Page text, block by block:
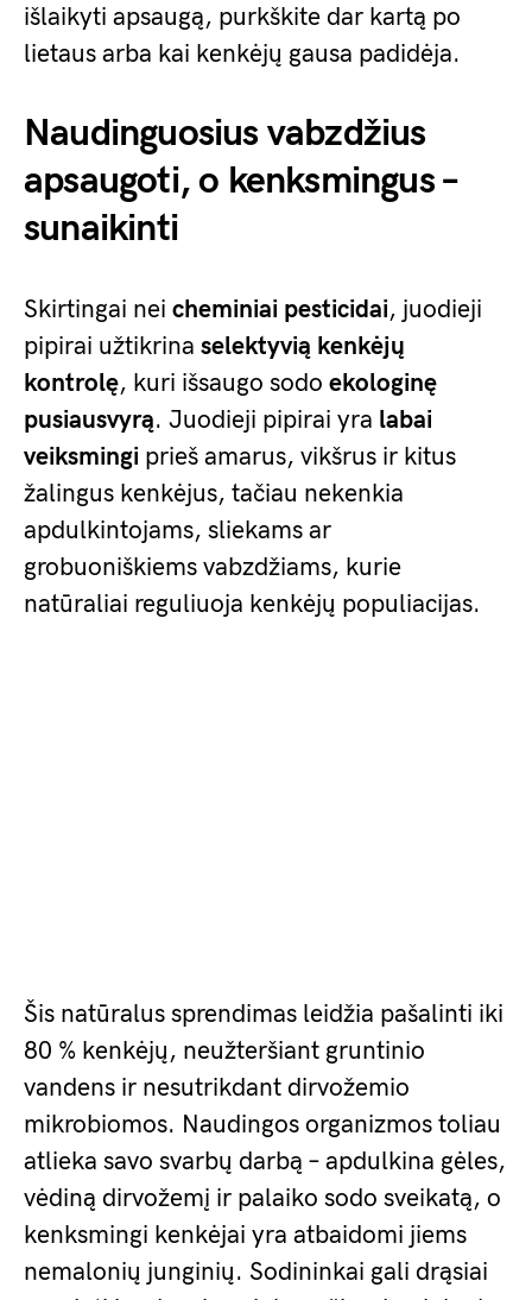
išlaikyti apsaugą, purkškite dar kartą po
lietaus arba kai kenkėjų gausa padidėja.
Naudinguosius vabzdžius
apsaugoti, o kenksmingus –
sunaikinti
Skirtingai nei cheminiai pesticidai, juodieji
pipirai užtikrina selektyvią kenkėjų
kontrolę, kuri išsaugo sodo ekologinę
pusiausvyrą. Juodieji pipirai yra labai
veiksmingi prieš amarus, vikšrus ir kitus
žalingus kenkėjus, tačiau nekenkia
apdulkintojams, sliekams ar
grobuoniškiems vabzdžiams, kurie
natūraliai reguliuoja kenkėjų populiacijas.
Šis natūralus sprendimas leidžia pašalinti iki
80 % kenkėjų, neužteršiant gruntinio
vandens ir nesutrikdant dirvožemio
mikrobiomos. Naudingos organizmos toliau
atlieka savo svarbų darbą – apdulkina gėles,
vėdiną dirvožemį ir palaiko sodo sveikatą, o
kenksmingi kenkėjai yra atbaidomi jiems
nemalonių junginių. Sodininkai gali drąsiai